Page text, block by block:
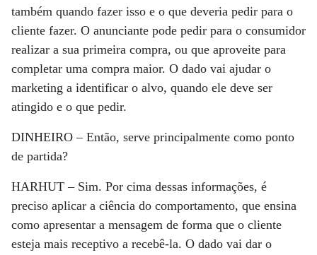
também quando fazer isso e o que deveria pedir para o
cliente fazer. O anunciante pode pedir para o consumidor
realizar a sua primeira compra, ou que aproveite para
completar uma compra maior. O dado vai ajudar o
marketing a identificar o alvo, quando ele deve ser
atingido e o que pedir.
DINHEIRO –Então, serve principalmente como ponto
de partida?
HARHUT –Sim. Por cima dessas informações, é
preciso aplicar a ciência do comportamento, que ensina
como apresentar a mensagem de forma que o cliente
esteja mais receptivo a recebê-la. O dado vai dar o